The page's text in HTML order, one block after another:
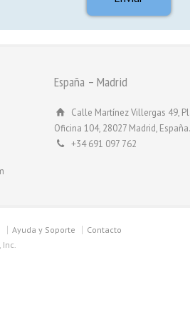
España – Madrid
Calle Martínez Villergas 49,
Oficina 104, 28027 Madrid, España.
+34 691 097 762
Ayuda y Soporte
Contacto